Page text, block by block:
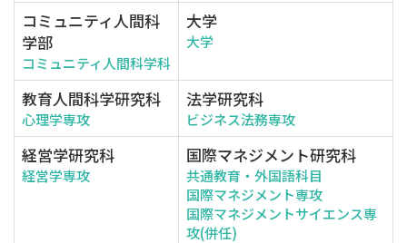
コミュニティ人間科
学部
コミュニティ人間科学科
大学
大学
教育人間科学研究科
心理学専攻
法学研究科
ビジネス法務専攻
経営学研究科
経営学専攻
国際マネジメント研究科
共通教育・外国語科目
国際マネジメント専攻
国際マネジメントサイエンス専
攻(併任)